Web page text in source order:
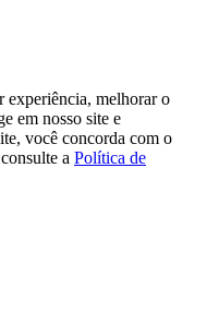
experiência, melhorar o
em nosso site e
você concorda com o
a Política de